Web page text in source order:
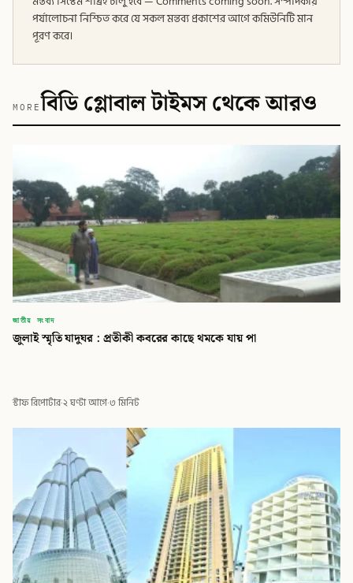
পর্যালোচনা নিশ্চিত করে যে সকল মন্তব্য প্রকাশের আগে কমিউনিটি মান
পূরণ করে।
MOREবিডি গ্লোবাল টাইমস থেকে আরও
জাতীয় সংবাদ
জুলাই স্মৃতি যাদুঘর : প্রতীকী কবরের কাছে থমকে যায় পা
স্টাফ রিপোর্টার·২ ঘণ্টা আগে·৩ মিনিট